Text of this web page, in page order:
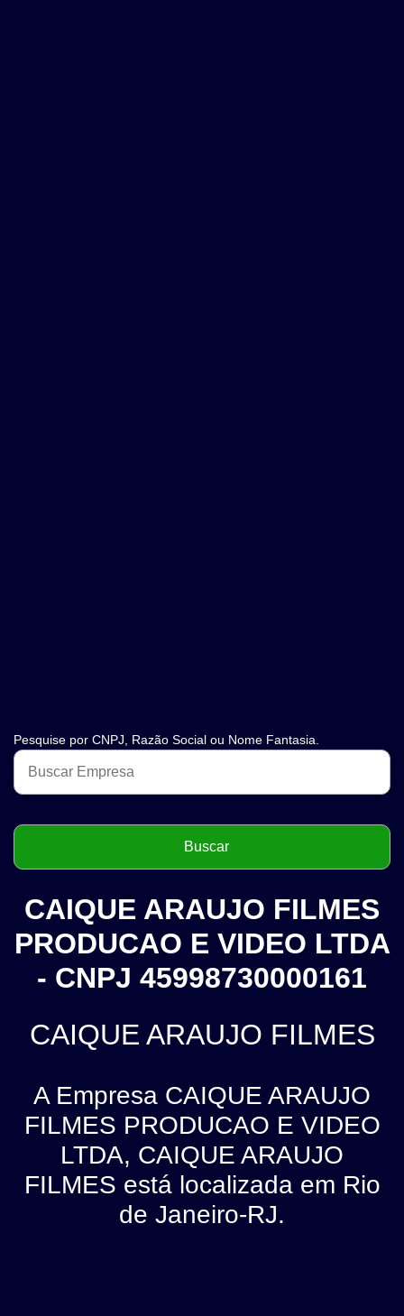
Pesquise por CNPJ, Razão Social ou Nome Fantasia.
CAIQUE ARAUJO FILMES
PRODUCAO E VIDEO LTDA
- CNPJ 45998730000161
CAIQUE ARAUJO FILMES
A Empresa CAIQUE ARAUJO
FILMES PRODUCAO E VIDEO
LTDA, CAIQUE ARAUJO
FILMES está localizada em Rio
de Janeiro-RJ.